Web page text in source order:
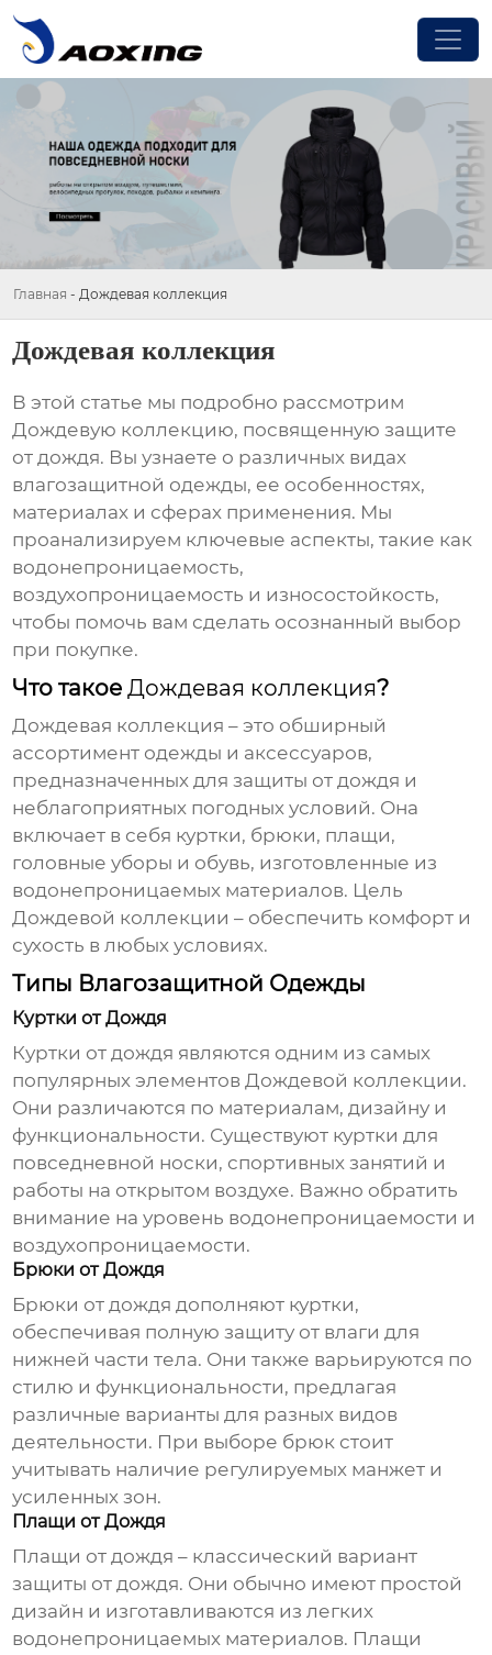
Главная - Дождевая коллекция
Дождевая коллекция
В этой статье мы подробно рассмотрим
Дождевую коллекцию, посвященную защите
от дождя. Вы узнаете о различных видах
влагозащитной одежды, ее особенностях,
материалах и сферах применения. Мы
проанализируем ключевые аспекты, такие как
водонепроницаемость,
воздухопроницаемость и износостойкость,
чтобы помочь вам сделать осознанный выбор
при покупке.
Что такоеДождевая коллекция?
Дождевая коллекция – это обширный
ассортимент одежды и аксессуаров,
предназначенных для защиты от дождя и
неблагоприятных погодных условий. Она
включает в себя куртки, брюки, плащи,
головные уборы и обувь, изготовленные из
водонепроницаемых материалов. Цель
Дождевой коллекции – обеспечить комфорт и
сухость в любых условиях.
Типы Влагозащитной Одежды
Куртки от Дождя
Куртки от дождя являются одним из самых
популярных элементовДождевой коллекции.
Они различаются по материалам, дизайну и
функциональности. Существуют куртки для
повседневной носки, спортивных занятий и
работы на открытом воздухе. Важно обратить
внимание на уровень водонепроницаемости и
воздухопроницаемости.
Брюки от Дождя
Брюки от дождя дополняют куртки,
обеспечивая полную защиту от влаги для
нижней части тела. Они также варьируются по
стилю и функциональности, предлагая
различные варианты для разных видов
деятельности. При выборе брюк стоит
учитывать наличие регулируемых манжет и
усиленных зон.
Плащи от Дождя
Плащи от дождя – классический вариант
защиты от дождя. Они обычно имеют простой
дизайн и изготавливаются из легких
водонепроницаемых материалов. Плащи